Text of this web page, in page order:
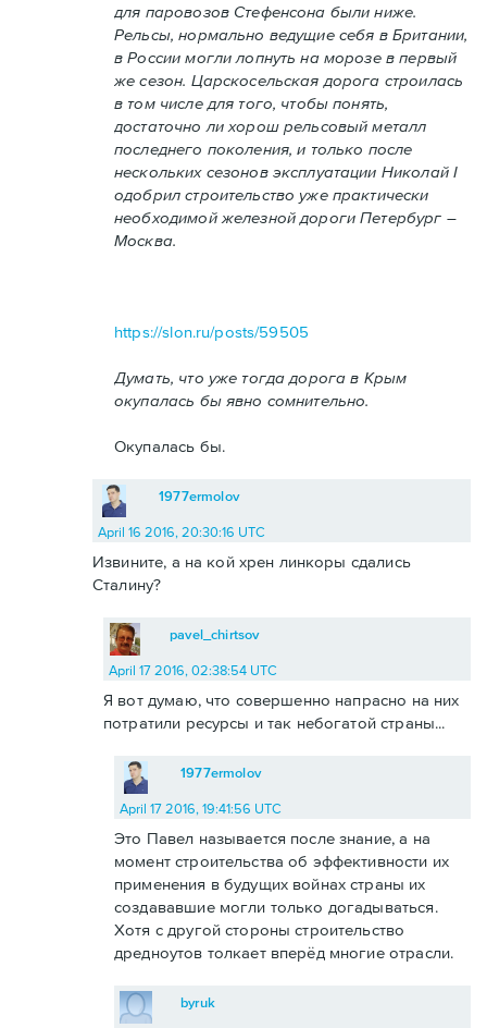
для паровозов Стефенсона были ниже.
Рельсы, нормально ведущие себя в Британии,
в России могли лопнуть на морозе в первый
же сезон. Царскосельская дорога строилась
в том числе для того, чтобы понять,
достаточно ли хорош рельсовый металл
последнего поколения, и только после
нескольких сезонов эксплуатации Николай I
одобрил строительство уже практически
необходимой железной дороги Петербург –
Москва.
https://slon.ru/posts/59505
Думать, что уже тогда дорога в Крым
окупалась бы явно сомнительно.
Окупалась бы.
1977ermolov
April 16 2016, 20:30:16 UTC
Извините, а на кой хрен линкоры сдались
Сталину?
pavel_chirtsov
April 17 2016, 02:38:54 UTC
Я вот думаю, что совершенно напрасно на них
потратили ресурсы и так небогатой страны...
1977ermolov
April 17 2016, 19:41:56 UTC
Это Павел называется после знание, а на
момент строительства об эффективности их
применения в будущих войнах страны их
создававшие могли только догадываться.
Хотя с другой стороны строительство
дредноутов толкает вперёд многие отрасли.
byruk